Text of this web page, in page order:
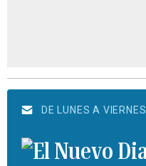
DE LUNES A VIERNES